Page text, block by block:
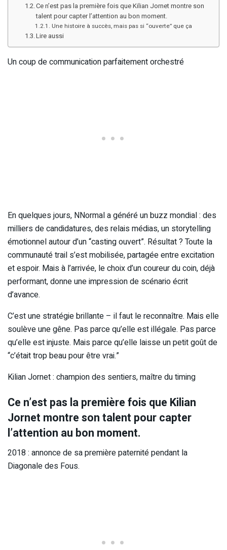
Ce n’est pas la première fois que Kilian Jornet montre son
talent pour capter l’attention au bon moment.
Une histoire à succès, mais pas si “ouverte” que ça
Lire aussi
Un coup de communication parfaitement orchestré
En quelques jours, NNormal a généré un buzz mondial : des
milliers de candidatures, des relais médias, un storytelling
émotionnel autour d’un “casting ouvert”. Résultat ? Toute la
communauté trail s’est mobilisée, partagée entre excitation
et espoir. Mais à l’arrivée, le choix d’un coureur du coin, déjà
performant, donne une impression de scénario écrit
d’avance.
C’est une stratégie brillante – il faut le reconnaître. Mais elle
soulève une gêne. Pas parce qu’elle est illégale. Pas parce
qu’elle est injuste. Mais parce qu’elle laisse un petit goût de
“c’était trop beau pour être vrai.”
Kilian Jornet : champion des sentiers, maître du timing
Ce n’est pas la première fois que Kilian
Jornet montre son talent pour capter
l’attention au bon moment.
2018 : annonce de sa première paternité pendant la
Diagonale des Fous.